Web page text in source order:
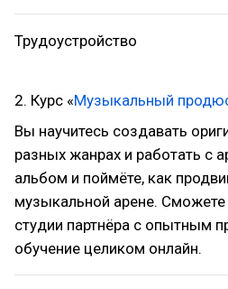
Трудоустройство
2. Курс «Музыкальный
Вы научитесь создавать
разных жанрах и работать с
альбом и поймёте, как
музыкальной арене. Сможете
студии партнёра с опытным
обучение целиком онлайн.